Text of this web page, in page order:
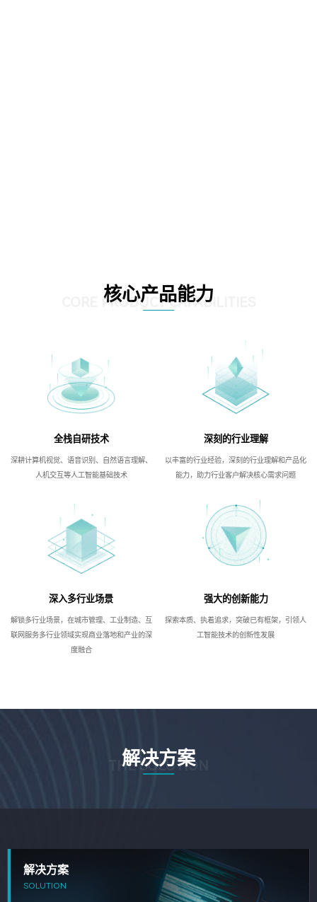
核心产品能力
CORE PRODUCT CAPABILITIES
全栈自研技术
深耕计算机视觉、语音识别、自然语言理解、
人机交互等人工智能基础技术
深刻的行业理解
以丰富的行业经验，深刻的行业理解和产品化
能力，助力行业客户解决核心需求问题
深入多行业场景
解锁多行业场景，在城市管理、工业制造、互
联网服务多行业领域实现商业落地和产业的深
度融合
强大的创新能力
探索本质、执着追求，突破已有框架，引领人
工智能技术的创新性发展
解决方案
THE SOLUTION
解决方案
SOLUTION